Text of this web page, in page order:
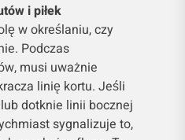
i piłek
w określaniu, czy
Podczas
musi uważnie
linię kortu. Jeśli
dotknie linii bocznej
sygnalizuje to,